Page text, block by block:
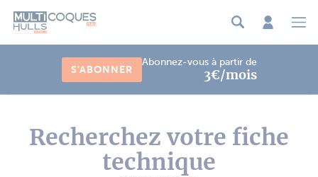
S'ABONNER
Abonnez-vous à partir de
3€/mois
Recherchez votre fiche
technique